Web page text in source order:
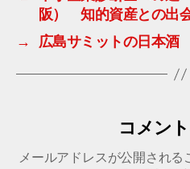
阪） 知的資産との出
→
広島サミットの日本酒
コメン
メールアドレスが公開される